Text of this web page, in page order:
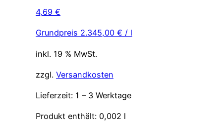
4,69 €
Grundpreis 2.345,00 € / l
inkl. 19 % MwSt.
zzgl. Versandkosten
Lieferzeit: 1 – 3 Werktage
Produkt enthält: 0,002 l